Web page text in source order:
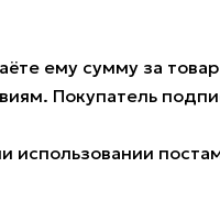
ему сумму за
Покупатель
использовании